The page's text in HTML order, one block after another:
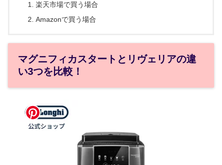
楽天市場で買う場合
Amazonで買う場合
マグニフィカスタートとリヴェリアの違
い3つを比較！